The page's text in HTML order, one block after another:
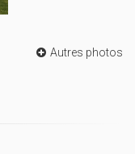
Autres photos